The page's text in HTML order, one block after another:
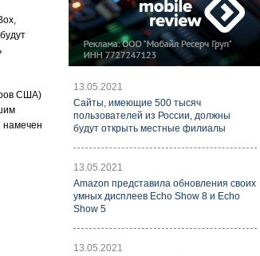
США)
намечен
13.05.2021
Cайты, имеющие 500 тысяч
пользователей из России, должны
будут открыть местные филиалы
13.05.2021
Amazon представила обновления своих
умных дисплеев Echo Show 8 и Echo
Show 5
13.05.2021